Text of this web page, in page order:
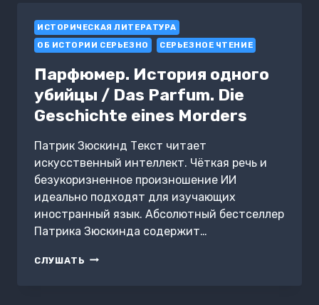
ИСТОРИЧЕСКАЯ ЛИТЕРАТУРА
ОБ ИСТОРИИ СЕРЬЕЗНО
СЕРЬЕЗНОЕ ЧТЕНИЕ
Парфюмер. История одного
убийцы / Das Parfum. Die
Geschichte eines Morders
Патрик Зюскинд Текст читает
искусственный интеллект. Чёткая речь и
безукоризненное произношение ИИ
идеально подходят для изучающих
иностранный язык. Абсолютный бестселлер
Патрика Зюскинда содержит…
СЛУШАТЬ ПАРФЮМЕР.